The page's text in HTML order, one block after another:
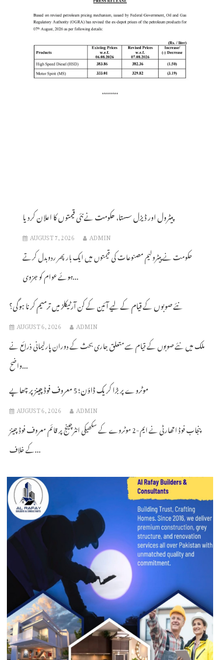
پیٹرول اور ڈیزل سستا، حکومت نے نئی قیمتوں کا اعلان کردیا
AUGUST 7, 2026 ADMIN
حکومت نے پیٹرولیم مصنوعات کی قیمتوں میں ایک بار پھر ردوبدل کرتے
ہوئے عوام کو جزوی...
نئے صوبوں کے قیام کے لیے آئین کے کن آرٹیکلز میں ترمیم کرنا ہوگی؟
AUGUST 6, 2026 ADMIN
ملک میں نئے صوبوں کے قیام سے متعلق جاری بحث کے دوران پارلیمانی ذرائع نے
واضح...
موٹروے پر بڑا کریک ڈاؤن؛ 5 معروف فوڈ چینز پر چھاپے
AUGUST 6, 2026 ADMIN
پنجاب فوڈ اتھارٹی نے ایم-2 موٹروے کے سکھیکی انٹرچینج پر قائم معروف فوڈ چینز
کے خلاف...